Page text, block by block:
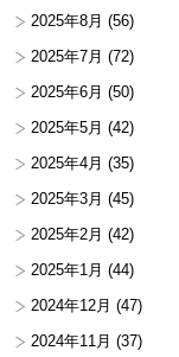
2025年8月 (56)
2025年7月 (72)
2025年6月 (50)
2025年5月 (42)
2025年4月 (35)
2025年3月 (45)
2025年2月 (42)
2025年1月 (44)
2024年12月 (47)
2024年11月 (37)